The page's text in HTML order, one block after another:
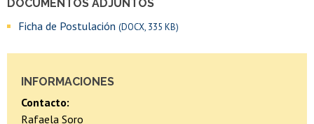
DOCUMENTOS ADJUNTOS
Ficha de Postulación (DOCX, 335 KB)
INFORMACIONES
Contacto:
Rafaela Soro